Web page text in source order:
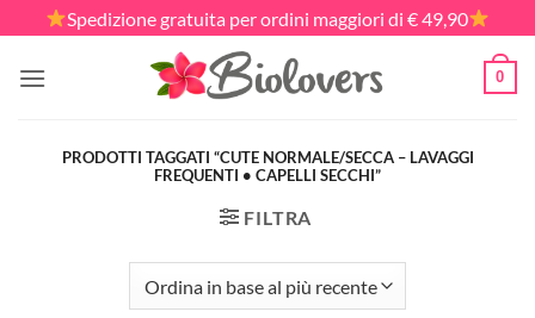
ai
contenuti
Spedizione gratuita per ordini maggiori di € 49,90
0
PRODOTTI TAGGATI “CUTE NORMALE/SECCA – LAVAGGI
FREQUENTI • CAPELLI SECCHI”
FILTRA